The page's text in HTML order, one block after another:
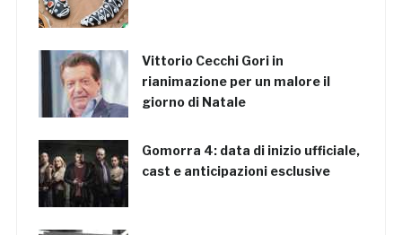
Vittorio Cecchi Gori in
rianimazione per un malore il
giorno di Natale
Gomorra 4: data di inizio ufficiale,
cast e anticipazioni esclusive